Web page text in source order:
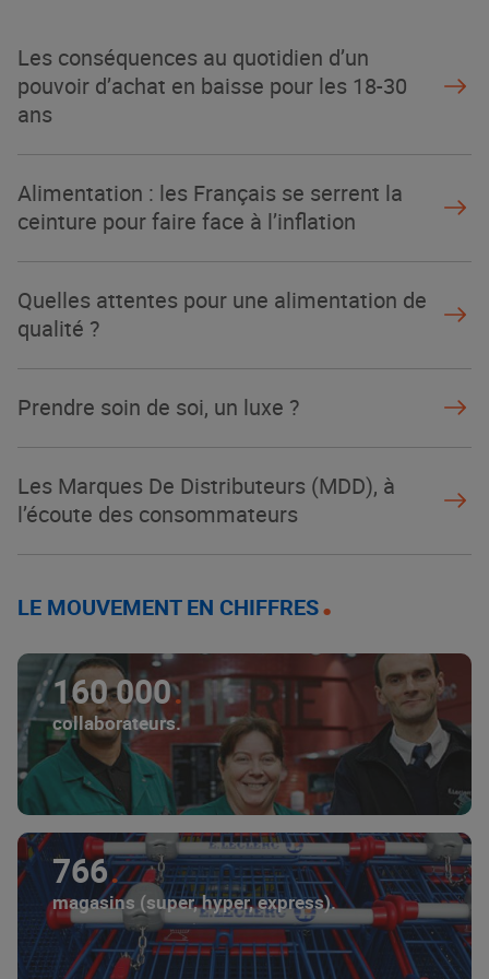
Les conséquences au quotidien d’un
pouvoir d’achat en baisse pour les 18-30
ans
Alimentation : les Français se serrent la
ceinture pour faire face à l’inflation
Quelles attentes pour une alimentation de
qualité ?
Prendre soin de soi, un luxe ?
Les Marques De Distributeurs (MDD), à
l’écoute des consommateurs
LE MOUVEMENT EN CHIFFRES
160 000
collaborateurs.
766
magasins (super, hyper, express).